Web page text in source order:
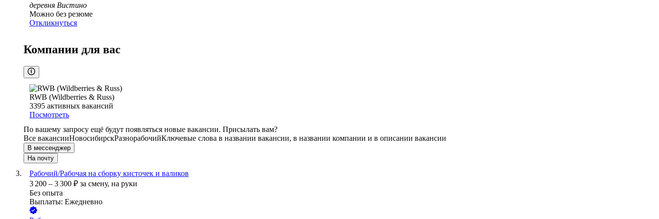
деревня Вистино
Можно без резюме
Откликнуться
Компании для вас
RWB (Wildberries & Russ)
3395 активных вакансий
Посмотреть
По вашему запросу ещё будут появляться новые вакансии. Присылать вам?
Все вакансииНовосибирскРазнорабочийКлючевые слова в названии вакансии, в названии компании и в описании вакансии
В мессенджер
На почту
Рабочий/Рабочая на сборку кисточек и валиков
3 200 – 3 300 ₽ за смену, на руки
Без опыта
Выплаты: Ежедневно